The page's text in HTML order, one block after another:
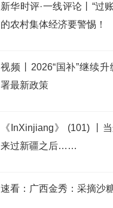
新华时评·一线评论丨“过
的农村集体经济要警惕！
视频丨2026“国补”继续
署最新政策
《InXinjiang》 (101) 丨
来过新疆之后……
速看：广西金秀：采摘沙